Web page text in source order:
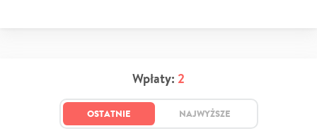
Wpłaty: 2
OSTATNIE NAJWYŻSZE